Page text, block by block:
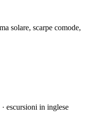
solare, scarpe comode,
escursioni in inglese